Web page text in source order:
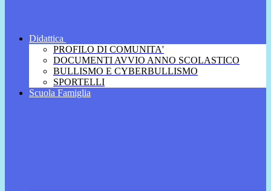
Didattica
PROFILO DI COMUNITA'
DOCUMENTI AVVIO ANNO SCOLASTICO
BULLISMO E CYBERBULLISMO
SPORTELLI
Scuola Famiglia